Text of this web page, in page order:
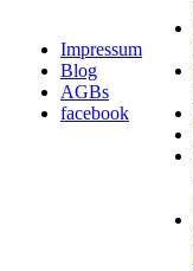
Impressum
Blog
AGBs
facebook